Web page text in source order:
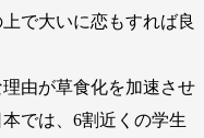
で大いに恋もすれば良
由が草食化を加速させ
では、6割近くの学生